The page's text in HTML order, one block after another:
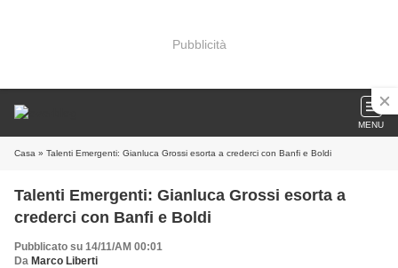
Pubblicità
MENU
Casa » Talenti Emergenti: Gianluca Grossi esorta a crederci con Banfi e Boldi
Talenti Emergenti: Gianluca Grossi esorta a
crederci con Banfi e Boldi
Pubblicato su 14/11/AM 00:01
Da Marco Liberti